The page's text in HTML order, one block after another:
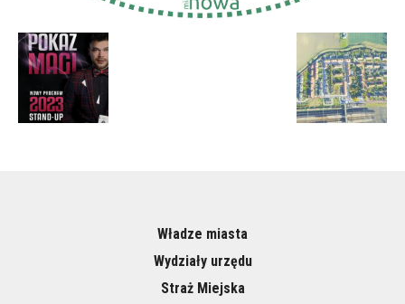
Władze miasta
Wydziały urzędu
Straż Miejska